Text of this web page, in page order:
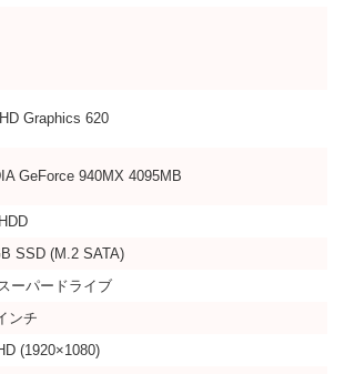
Graphics 620
GeForce 940MX 4095MB
SSD (M.2 SATA)
ーパードライブ
ンチ
(1920×1080)